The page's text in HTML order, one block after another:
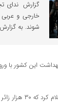
خارجی و عربی
شوند. به
این کشور